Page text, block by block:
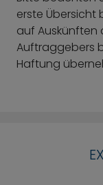
erste Übersicht
auf Auskünften
Auftraggebers
Haftung